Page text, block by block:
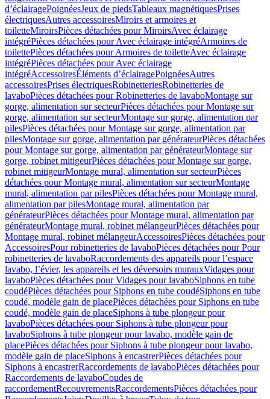
d’éclairagePoignéesJeux de piedsTableaux magnétiquesPrises
électriquesAutres accessoiresMiroirs et armoires et
toiletteMiroirsPièces détachées pour MiroirsAvec éclairage
intégréPièces détachées pour Avec éclairage intégréArmoires de
toilettePièces détachées pour Armoires de toiletteAvec éclairage
intégréPièces détachées pour Avec éclairage
intégréAccessoiresÉléments d’éclairagePoignéesAutres
accessoiresPrises électriquesRobinetteriesRobinetteries de
lavaboPièces détachées pour Robinetteries de lavaboMontage sur
gorge, alimentation sur secteurPièces détachées pour Montage sur
gorge, alimentation sur secteurMontage sur gorge, alimentation par
pilesPièces détachées pour Montage sur gorge, alimentation par
pilesMontage sur gorge, alimentation par générateurPièces détachées
pour Montage sur gorge, alimentation par générateurMontage sur
gorge, robinet mitigeurPièces détachées pour Montage sur gorge,
robinet mitigeurMontage mural, alimentation sur secteurPièces
détachées pour Montage mural, alimentation sur secteurMontage
mural, alimentation par pilesPièces détachées pour Montage mural,
alimentation par pilesMontage mural, alimentation par
générateurPièces détachées pour Montage mural, alimentation par
générateurMontage mural, robinet mélangeurPièces détachées pour
Montage mural, robinet mélangeurAccessoiresPièces détachées pour
AccessoiresPour robinetteries de lavaboPièces détachées pour Pour
robinetteries de lavaboRaccordements des appareils pour l’espace
lavabo, l’évier, les appareils et les déversoirs murauxVidages pour
lavaboPièces détachées pour Vidages pour lavaboSiphons en tube
coudéPièces détachées pour Siphons en tube coudéSiphons en tube
coudé, modèle gain de placePièces détachées pour Siphons en tube
coudé, modèle gain de placeSiphons à tube plongeur pour
lavaboPièces détachées pour Siphons à tube plongeur pour
lavaboSiphons à tube plongeur pour lavabo, modèle gain de
placePièces détachées pour Siphons à tube plongeur pour lavabo,
modèle gain de placeSiphons à encastrerPièces détachées pour
Siphons à encastrerRaccordements de lavaboPièces détachées pour
Raccordements de lavaboCoudes de
raccordementRecouvrementsRaccordementsPièces détachées pour